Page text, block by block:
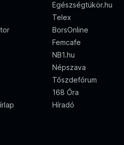
Egészségtükör.hu
Telex
BorsOnline
Femcafe
NB1.hu
Népszava
Tőszdefórum
168 Óra
Híradó